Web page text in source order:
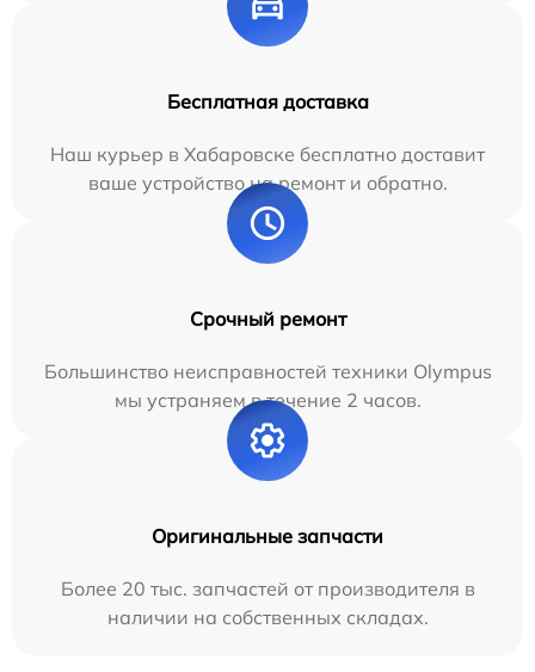
Бесплатная доставка
Наш курьер в Хабаровске бесплатно доставит
ваше устройство на ремонт и обратно.
Срочный ремонт
Большинство неисправностей техники Olympus
мы устраняем в течение 2 часов.
Оригинальные запчасти
Более 20 тыс. запчастей от производителя в
наличии на собственных складах.